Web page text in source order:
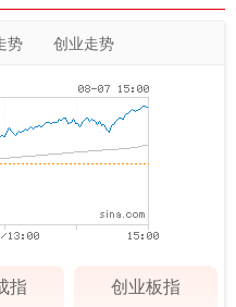
势 创业走势
指 创业板指